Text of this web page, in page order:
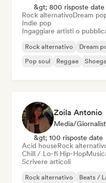
&gt; 800 risposte date
Rock alternativoDream
Indie pop
Ingaggiare artisti o
Rock alternativo Dream
Pop soul
Reggae
Zoila Antonio
Media/
&gt; 100 risposte date
Acid houseRock
Chill / Lo-fi Hip-Hop
Scrivere articoli
Rock alternativo Beats /